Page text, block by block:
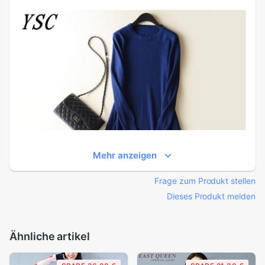
Mehr anzeigen
Frage zum Produkt stellen
Dieses Produkt melden
Ähnliche artikel